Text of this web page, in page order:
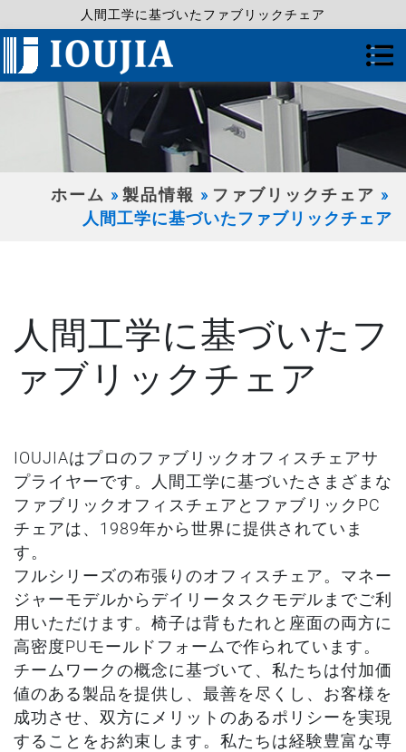
人間工学に基づいたファブリックチェア
ホーム 製品情報
ファブリックチェア
人間工学に基づいたファブリックチェア
人間工学に基づいたフ
ァブリックチェア
IOUJIAはプロのファブリックオフィスチェアサ
プライヤーです。人間工学に基づいたさまざまな
ファブリックオフィスチェアとファブリックPC
チェアは、1989年から世界に提供されていま
す。
フルシリーズの布張りのオフィスチェア。マネー
ジャーモデルからデイリータスクモデルまでご利
用いただけます。椅子は背もたれと座面の両方に
高密度PUモールドフォームで作られています。
チームワークの概念に基づいて、私たちは付加価
値のある製品を提供し、最善を尽くし、お客様を
成功させ、双方にメリットのあるポリシーを実現
することをお約束します。私たちは経験豊富な専